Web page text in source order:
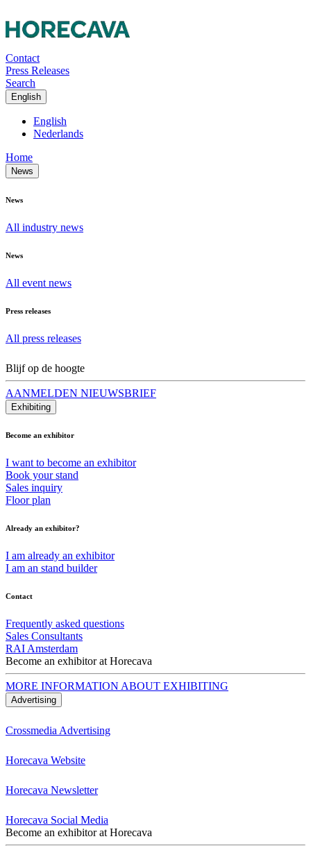
Contact
Press Releases
Search
English
English
Nederlands
Home
News
News
All industry news
News
All event news
Press releases
All press releases
Blijf op de hoogte
AANMELDEN NIEUWSBRIEF
Exhibiting
Become an exhibitor
I want to become an exhibitor
Book your stand
Sales inquiry
Floor plan
Already an exhibitor?
I am already an exhibitor
I am an stand builder
Contact
Frequently asked questions
Sales Consultants
RAI Amsterdam
Become an exhibitor at Horecava
MORE INFORMATION ABOUT EXHIBITING
Advertising
Crossmedia Advertising
Horecava Website
Horecava Newsletter
Horecava Social Media
Become an exhibitor at Horecava